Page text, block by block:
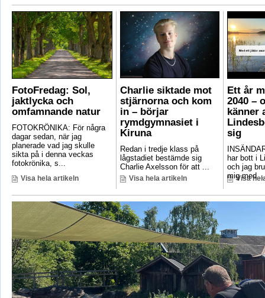
FotoFredag: Sol,
jaktlycka och
omfamnande natur
FOTOKRÖNIKA: För några
dagar sedan, när jag
planerade vad jag skulle
sikta på i denna veckas
fotokrönika, s...
Visa hela artikeln
Charlie siktade mot
stjärnorna och kom
in – börjar
rymdgymnasiet i
Kiruna
Redan i tredje klass på
lågstadiet bestämde sig
Charlie Axelsson för att ...
Visa hela artikeln
Ett år
2040 –
känner
sig
har bott i
och jag
mig med
Visa